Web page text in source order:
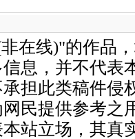
在线)"的作品
息，并不代表
担此类稿件侵
民提供参考之
站立场，其真